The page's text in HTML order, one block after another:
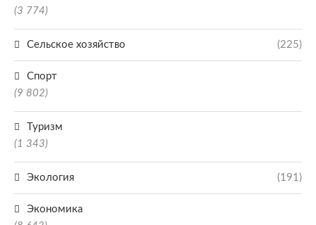
(3 774)
Сельское хозяйство (225)
Спорт
(9 802)
Туризм
(1 343)
Экология (191)
Экономика